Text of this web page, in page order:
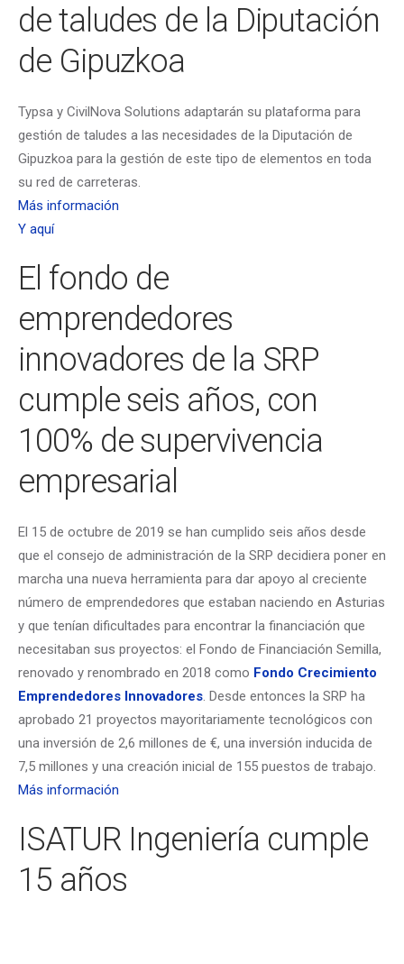
de taludes de la Diputación
de Gipuzkoa
Typsa y CivilNova Solutions adaptarán su plataforma para
gestión de taludes a las necesidades de la Diputación de
Gipuzkoa para la gestión de este tipo de elementos en toda
su red de carreteras.
Más información
Y aquí
El fondo de
emprendedores
innovadores de la SRP
cumple seis años, con
100% de supervivencia
empresarial
El 15 de octubre de 2019 se han cumplido seis años desde
que el consejo de administración de la SRP decidiera poner en
marcha una nueva herramienta para dar apoyo al creciente
número de emprendedores que estaban naciendo en Asturias
y que tenían dificultades para encontrar la financiación que
necesitaban sus proyectos: el Fondo de Financiación Semilla,
renovado y renombrado en 2018 como Fondo Crecimiento
Emprendedores Innovadores. Desde entonces la SRP ha
aprobado 21 proyectos mayoritariamente tecnológicos con
una inversión de 2,6 millones de €, una inversión inducida de
7,5 millones y una creación inicial de 155 puestos de trabajo.
Más información
ISATUR Ingeniería cumple
15 años